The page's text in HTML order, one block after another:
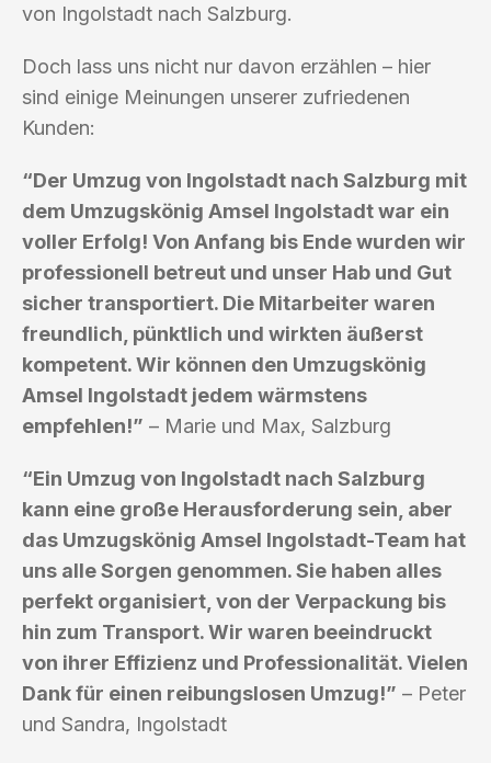
von Ingolstadt nach Salzburg.
Doch lass uns nicht nur davon erzählen – hier
sind einige Meinungen unserer zufriedenen
Kunden:
“Der Umzug von Ingolstadt nach Salzburg mit
dem Umzugskönig Amsel Ingolstadt war ein
voller Erfolg! Von Anfang bis Ende wurden wir
professionell betreut und unser Hab und Gut
sicher transportiert. Die Mitarbeiter waren
freundlich, pünktlich und wirkten äußerst
kompetent. Wir können den Umzugskönig
Amsel Ingolstadt jedem wärmstens
empfehlen!” – Marie und Max, Salzburg
“Ein Umzug von Ingolstadt nach Salzburg
kann eine große Herausforderung sein, aber
das Umzugskönig Amsel Ingolstadt-Team hat
uns alle Sorgen genommen. Sie haben alles
perfekt organisiert, von der Verpackung bis
hin zum Transport. Wir waren beeindruckt
von ihrer Effizienz und Professionalität. Vielen
Dank für einen reibungslosen Umzug!” – Peter
und Sandra, Ingolstadt